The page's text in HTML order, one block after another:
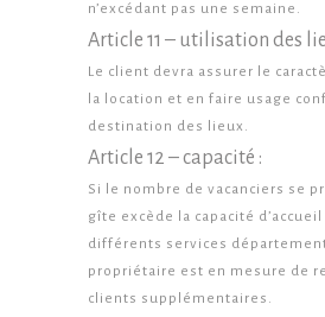
n’excédant pas une semaine.
Article 11 – utilisation des
Le client devra assurer le
la location et en faire usage
destination des lieux.
Article 12 – capacité :
Si le nombre de vacanciers se
gîte excède la capacité
différents services
propriétaire est en mesure de
clients supplémentaires.